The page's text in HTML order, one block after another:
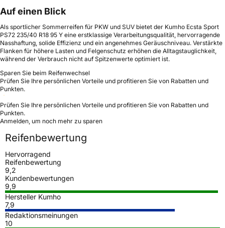
Auf einen Blick
Als sportlicher Sommerreifen für PKW und SUV bietet der Kumho Ecsta Sport
PS72 235/40 R18 95 Y eine erstklassige Verarbeitungsqualität, hervorragende
Nasshaftung, solide Effizienz und ein angenehmes Geräuschniveau. Verstärkte
Flanken für höhere Lasten und Felgenschutz erhöhen die Alltagstauglichkeit,
während der Verbrauch nicht auf Spitzenwerte optimiert ist.
Sparen Sie beim Reifenwechsel
Prüfen Sie Ihre persönlichen Vorteile und profitieren Sie von Rabatten und
Punkten.
Prüfen Sie Ihre persönlichen Vorteile und profitieren Sie von Rabatten und
Punkten.
Anmelden, um noch mehr zu sparen
Reifenbewertung
Hervorragend
Reifenbewertung
9,2
Kundenbewertungen
9,9
Hersteller Kumho
7,9
Redaktionsmeinungen
10